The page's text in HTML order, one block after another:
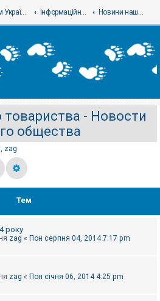
форум Українського теріологічного товариства Інформаційний відділ Новини нашого товариства - Новости нашего общества
- Новости
общества
, zag
Тем
року
zag « Пон серпня 04, 2014 7:17 pm
zag « Пон січня 06, 2014 4:25 pm